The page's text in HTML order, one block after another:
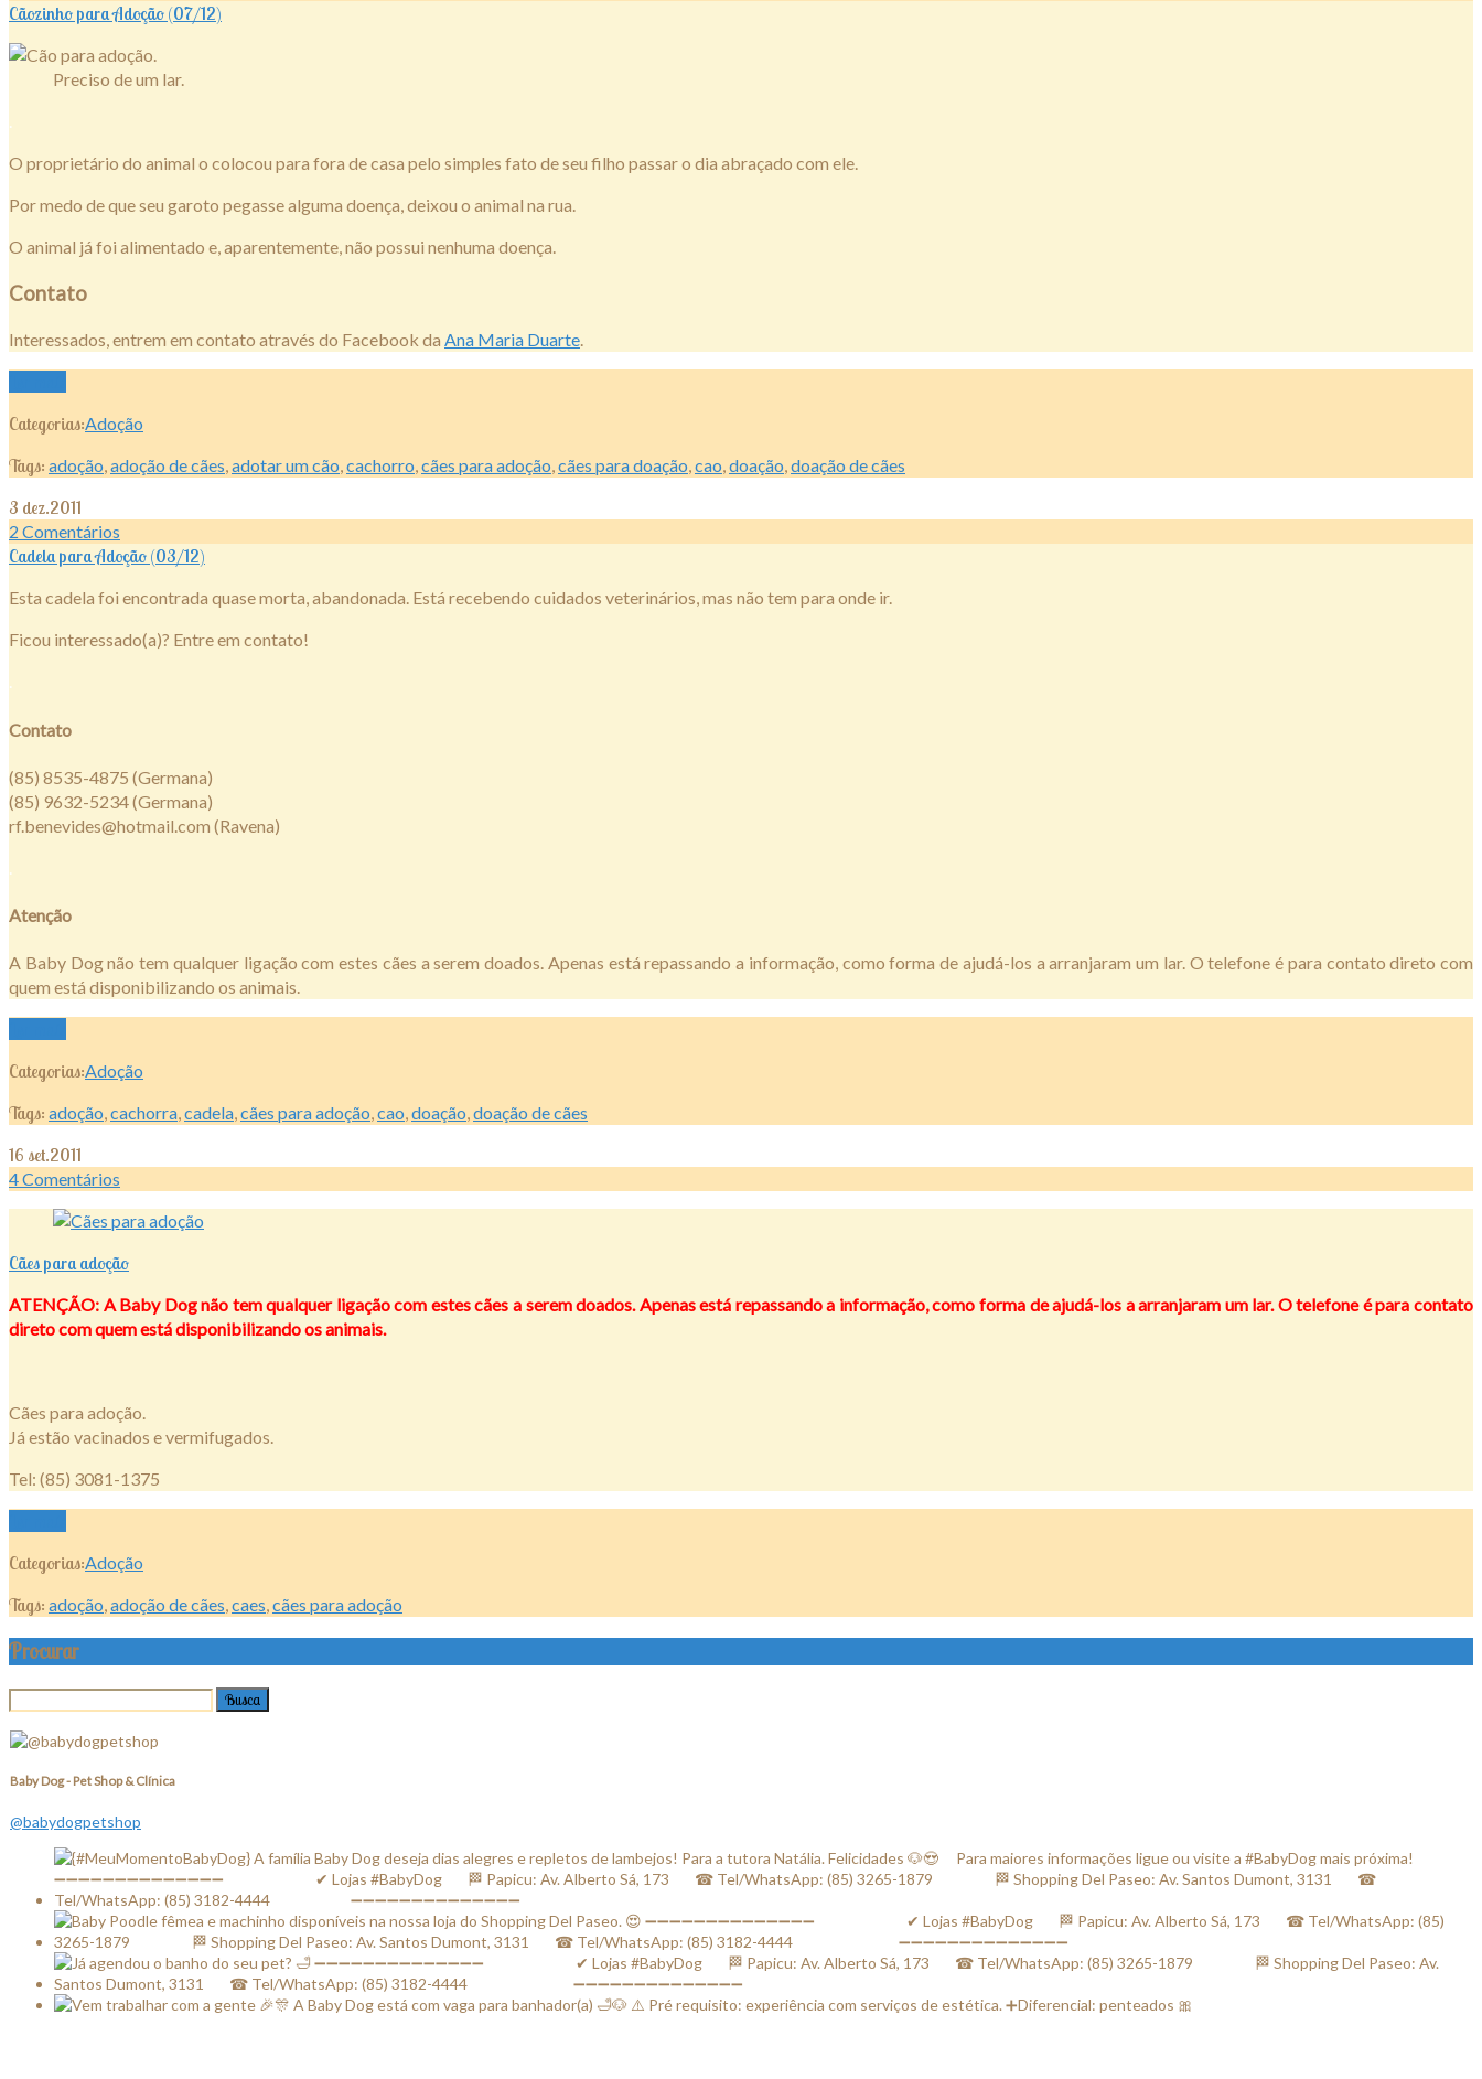
Cãozinho para Adoção (07/12)
Preciso de um lar.
.
O proprietário do animal o colocou para fora de casa pelo simples fato de seu filho passar o dia abraçado com ele.
Por medo de que seu garoto pegasse alguma doença, deixou o animal na rua.
O animal já foi alimentado e, aparentemente, não possui nenhuma doença.
Contato
Interessados, entrem em contato através do Facebook da Ana Maria Duarte.
Categorias:Adoção
Tags: adoção,adoção de cães,adotar um cão,cachorro,cães para adoção,cães para doação,cao,doação,doação de cães
3 dez.2011
2 Comentários
Cadela para Adoção (03/12)
Esta cadela foi encontrada quase morta, abandonada. Está recebendo cuidados veterinários, mas não tem para onde ir.
Ficou interessado(a)? Entre em contato!
.
Contato
(85) 8535-4875 (Germana)
(85) 9632-5234 (Germana)
rf.benevides@hotmail.com (Ravena)
.
Atenção
A Baby Dog não tem qualquer ligação com estes cães a serem doados. Apenas está repassando a informação, como forma de ajudá-los a arranjaram um lar. O telefone é para contato direto com
quem está disponibilizando os animais.
Categorias:Adoção
Tags: adoção,cachorra,cadela,cães para adoção,cao,doação,doação de cães
16 set.2011
4Comentários
Cães para adoção
ATENÇÃO: A Baby Dog não tem qualquer ligação com estes cães a serem doados. Apenas está repassando a informação, como forma de ajudá-los a arranjaram um lar. O telefone é para contato
direto com quem está disponibilizando os animais.
Cães para adoção.
Já estão vacinados e vermifugados.
Tel: (85) 3081-1375
Categorias:Adoção
Tags: adoção,adoção de cães,caes,cães para adoção
Procurar
Baby Dog - Pet Shop & Clínica
@babydogpetshop